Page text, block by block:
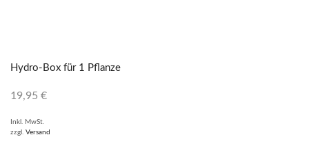
Hydro-Box für 1 Pflanze
19,95 €
Inkl. MwSt.
zzgl. Versand